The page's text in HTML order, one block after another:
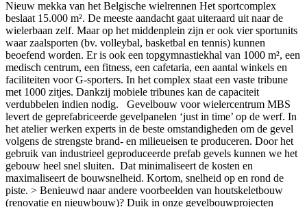
Nieuw mekka van het Belgische wielrennen Het sportcomplex
beslaat 15.000 m². De meeste aandacht gaat uiteraard uit naar de
wielerbaan zelf. Maar op het middenplein zijn er ook vier sportunits
waar zaalsporten (bv. volleybal, basketbal en tennis) kunnen
beoefend worden. Er is ook een topgymnastiekhal van 1000 m², een
medisch centrum, een fitness, een cafetaria, een aantal winkels en
faciliteiten voor G-sporters. In het complex staat een vaste tribune
met 1000 zitjes. Dankzij mobiele tribunes kan de capaciteit
verdubbelen indien nodig. Gevelbouw voor wielercentrum MBS
levert de geprefabriceerde gevelpanelen ‘just in time’ op de werf. In
het atelier werken experts in de beste omstandigheden om de gevel
volgens de strengste brand- en milieueisen te produceren. Door het
gebruik van industrieel geproduceerde prefab gevels kunnen we het
gebouw heel snel sluiten. Dat minimaliseert de kosten en
maximaliseert de bouwsnelheid. Kortom, snelheid op en rond de
piste. > Benieuwd naar andere voorbeelden van houtskeletbouw
(renovatie en nieuwbouw)? Duik in onze gevelbouwprojecten